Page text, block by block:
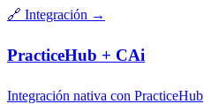
🔗 Integración →
PracticeHub + CAi
Integración nativa con PracticeHub